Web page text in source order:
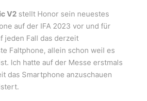
V2stellt Honor sein neuestes
auf der IFA 2023 vor und für
jeden Fall das derzeit
Faltphone, allein schon weil es
Ich hatte auf der Messe erstmals
das Smartphone anzuschauen